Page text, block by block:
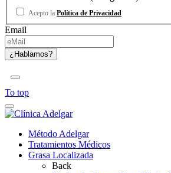
Acepto la Política de Privacidad
Email
To top
Método Adelgar
Tratamientos Médicos
Grasa Localizada
Back